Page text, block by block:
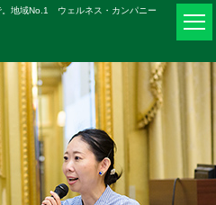
。地域No.1 ウェルネス・カンパニー